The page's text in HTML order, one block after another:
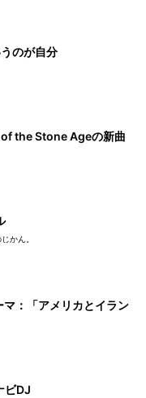
のが自分
the Stone Ageの新曲
かん。
：「アメリカとイラン
ビDJ